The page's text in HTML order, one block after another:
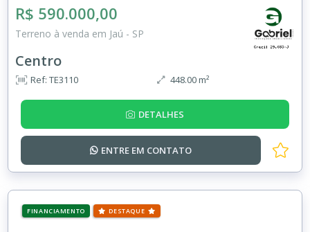
R$ 590.000,00
Terreno à venda em Jaú - SP
Centro
Ref: TE3110 448.00 m²
DETALHES
ENTRE EM CONTATO
FINANCIAMENTO DESTAQUE